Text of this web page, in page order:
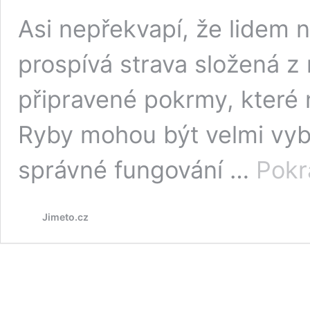
Asi nepřekvapí, že lidem
prospívá strava složená
připravené pokrmy,
Ryby mohou být velmi
správné fungování …
Jimeto.cz